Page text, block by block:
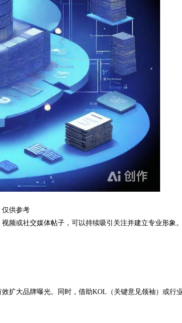
供参考
频或社交媒体帖子，可以持续吸引关注并建立专业形象
扩大品牌曝光。同时，借助KOL（关键意见领袖）或行